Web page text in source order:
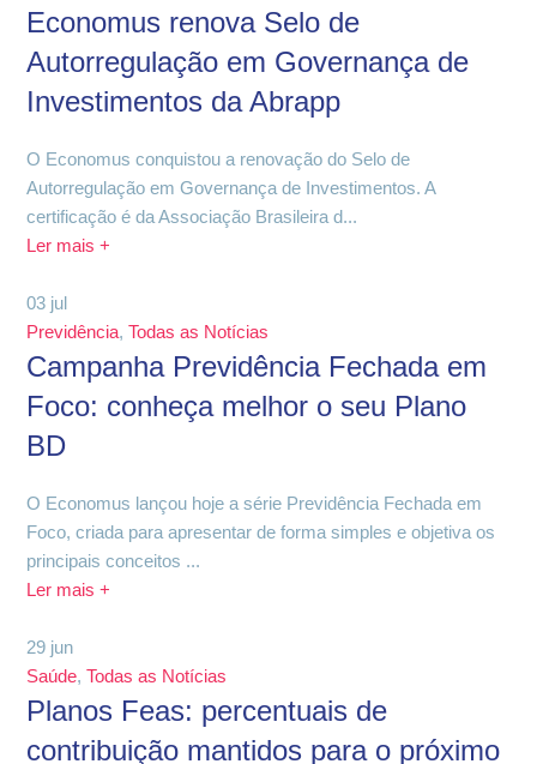
Economus renova Selo de
Autorregulação em Governança de
Investimentos da Abrapp
O Economus conquistou a renovação do Selo de
Autorregulação em Governança de Investimentos. A
certificação é da Associação Brasileira d...
Ler mais +
03 jul
Previdência,Todas as Notícias
Campanha Previdência Fechada em
Foco: conheça melhor o seu Plano
BD
O Economus lançou hoje a série Previdência Fechada em
Foco, criada para apresentar de forma simples e objetiva os
principais conceitos ...
Ler mais +
29 jun
Saúde,Todas as Notícias
Planos Feas: percentuais de
contribuição mantidos para o próximo